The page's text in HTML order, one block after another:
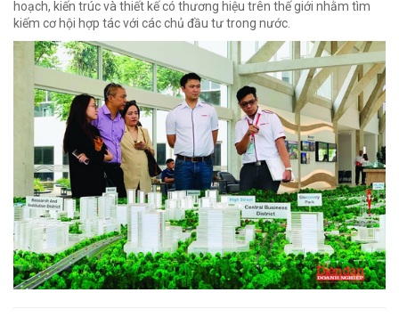
hoạch, kiến trúc và thiết kế có thương hiệu trên thế giới nhằm tìm
kiếm cơ hội hợp tác với các chủ đầu tư trong nước.